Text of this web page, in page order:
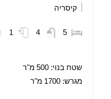
קיסריה
5
4
1
שטח בנוי:500 מ"ר
מגרש:1700 מ"ר